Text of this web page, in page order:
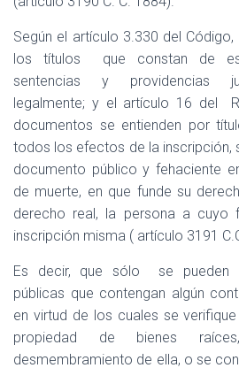
Según el artículo 3.330 del
los títulos
que constan de
sentencias y providencias
legalmente; y el artículo 16 del
documentos se entienden por
todos los efectos de la inscripción,
documento público y fehaciente
de muerte, en que funde su
derecho real, la persona a cuyo
inscripción misma ( artículo 3191
Es decir, que sólo
se pueden
públicas que contengan algún
en virtud de los cuales se
propiedad de bienes
desmembramiento de ella, o se